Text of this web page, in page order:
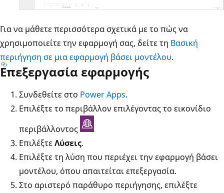
Για να μάθετε περισσότερα σχετικά με το πώς να
χρησιμοποιείτε την εφαρμογή σας, δείτε τη Βασική
περιήγηση σε μια εφαρμογή βάσει μοντέλου.
Επεξεργασία εφαρμογής
Συνδεθείτε στο Power Apps.
Επιλέξτε το περιβάλλον επιλέγοντας το εικονίδιο
περιβάλλοντος
ΕπιλέξτεΛύσεις.
Επιλέξτε τη λύση που περιέχει την εφαρμογή βάσει
μοντέλου, όπου απαιτείται επεξεργασία.
Στο αριστερό παράθυρο περιήγησης, επιλέξτε